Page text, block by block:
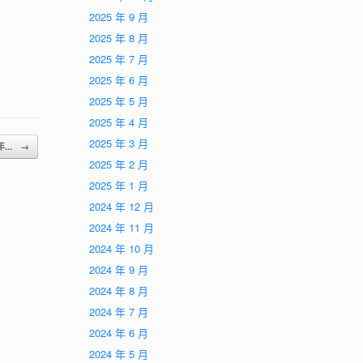
... →
2025 年 9 月
2025 年 8 月
2025 年 7 月
2025 年 6 月
2025 年 5 月
2025 年 4 月
2025 年 3 月
2025 年 2 月
2025 年 1 月
2024 年 12 月
2024 年 11 月
2024 年 10 月
2024 年 9 月
2024 年 8 月
2024 年 7 月
2024 年 6 月
2024 年 5 月